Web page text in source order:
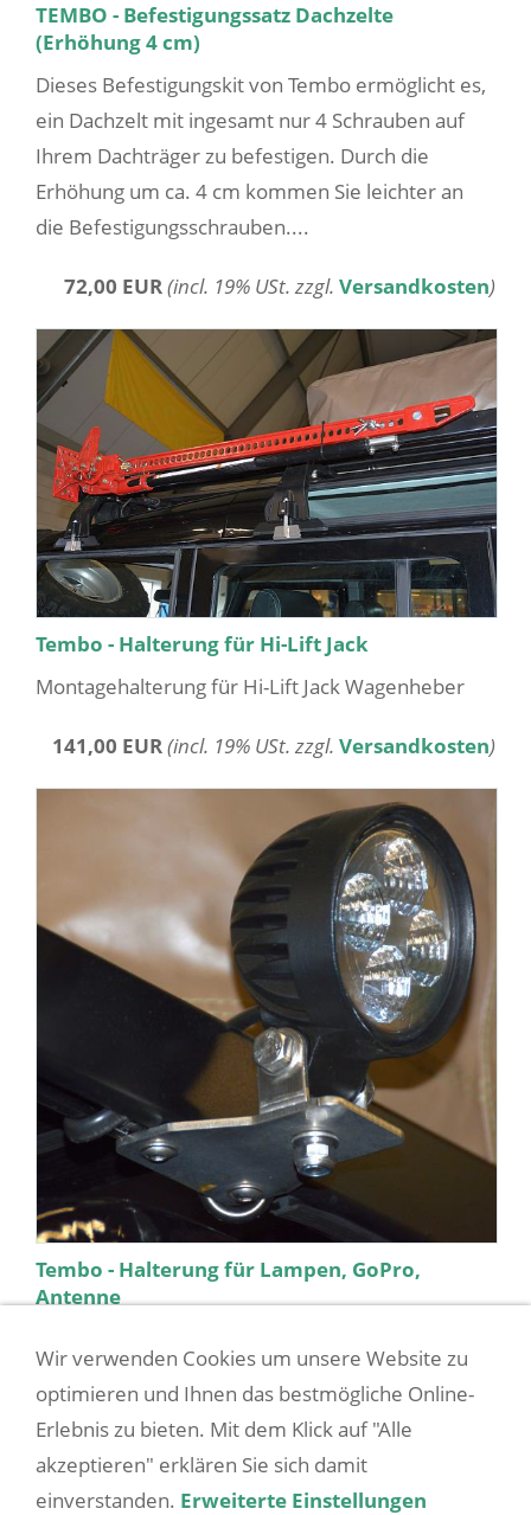
TEMBO - Befestigungssatz Dachzelte
(Erhöhung 4 cm)
Dieses Befestigungskit von Tembo ermöglicht es,
ein Dachzelt mit ingesamt nur 4 Schrauben auf
Ihrem Dachträger zu befestigen. Durch die
Erhöhung um ca. 4 cm kommen Sie leichter an
die Befestigungsschrauben....
72,00 EUR(incl. 19% USt. zzgl. Versandkosten)
Tembo - Halterung für Hi-Lift Jack
Montagehalterung für Hi-Lift Jack Wagenheber
141,00 EUR(incl. 19% USt. zzgl. Versandkosten)
Tembo - Halterung für Lampen, GoPro,
Antenne
Tembo-Dachträger
25,90 EUR (incl. 19% USt. zzgl.Versandkosten
Wir verwenden Cookies um unsere Website zu
optimieren und Ihnen das bestmögliche Online-
Erlebnis zu bieten. Mit dem Klick auf "Alle
akzeptieren" erklären Sie sich damit
einverstanden. Erweiterte Einstellungen